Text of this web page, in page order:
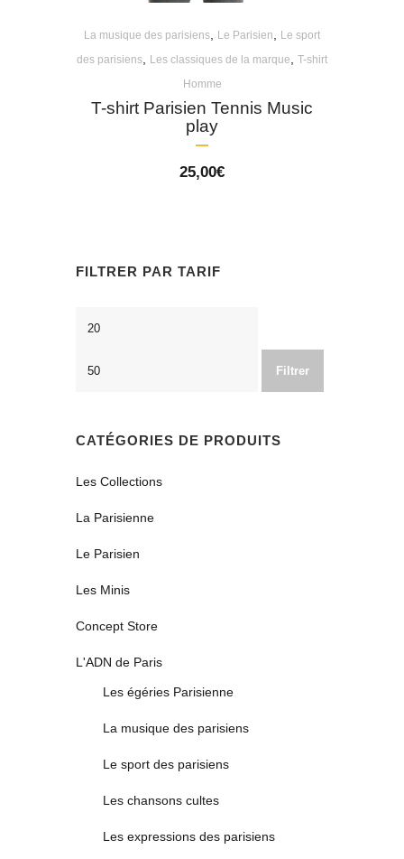
La musique des parisiens Le Parisien
Le sport
des parisiens
Les classiques de la marque
T-shirt
Homme
T-shirt Parisien Tennis Music
play
25,00€
FILTRER PAR TARIF
Filtrer
CATÉGORIES DE PRODUITS
Les Collections
La Parisienne
Le Parisien
Les Minis
Concept Store
L'ADN de Paris
Les égéries Parisienne
La musique des parisiens
Le sport des parisiens
Les chansons cultes
Les expressions des parisiens